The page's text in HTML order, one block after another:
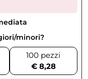
minori?
100 pezzi
€ 8,28